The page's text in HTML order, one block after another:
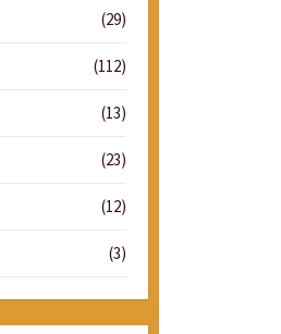
(29)
(112)
(13)
(23)
(12)
(3)